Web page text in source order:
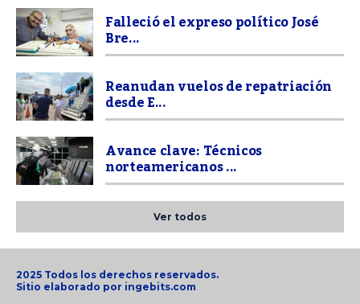
Falleció el expreso político José
Bre...
Reanudan vuelos de repatriación
desde E...
Avance clave: Técnicos
norteamericanos ...
Ver todos
2025 Todos los derechos reservados.
Sitio elaborado por ingebits.com